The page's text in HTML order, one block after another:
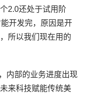
2.0还处于试用阶
开发完，原因是开
所以我们现在用的
内部的业务进度出现
来科技赋能传统美